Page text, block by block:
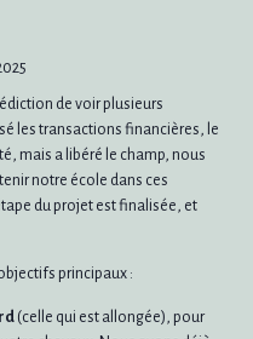
de voir plusieurs
les transactions financières, le
mais a libéré le champ, nous
notre école dans ces
du projet est finalisée, et
principaux :
(celle qui est allongée), pour